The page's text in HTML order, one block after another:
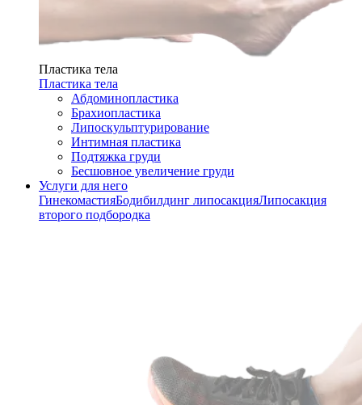
Пластика тела
Пластика тела
Абдоминопластика
Брахиопластика
Липоскульптурирование
Интимная пластика
Подтяжка груди
Бесшовное увеличение груди
Услуги для него
ГинекомастияБодибилдинг липосакцияЛипосакция
второго подбородка